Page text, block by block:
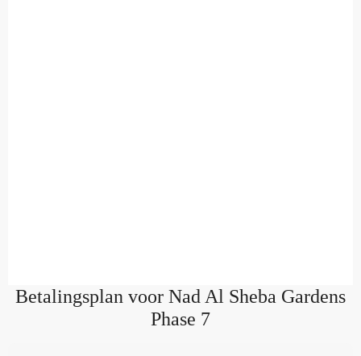
Betalingsplan voor Nad Al Sheba Gardens
Phase 7